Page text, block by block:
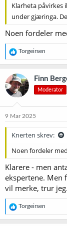
Klarheta påvirkes
under gjæringa.
Noen fordeler
R
e
a
k
s
j
o
e
Torgeirsen
Finn
Moderator
9 Mar 2025
Knerten skrev:
Noen fordeler
Klarere - men
ekspertene. Men
vil merke, trur jeg.
R
e
a
Torgeirsen